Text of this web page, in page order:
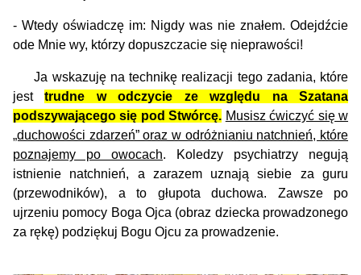
- Wtedy oświadczę im: Nigdy was nie znałem. Odejdźcie
ode Mnie wy, którzy dopuszczacie się nieprawości!
Ja wskazuję na technikę realizacji tego zadania, które
jesttrudne w odczycie ze względu na Szatana
podszywającego się pod Stwórcę. Musisz ćwiczyć się w
„duchowości zdarzeń” oraz w odróżnianiu natchnień, które
poznajemy po owocach. Koledzy psychiatrzy negują
istnienie natchnień, a zarazem uznają siebie za guru
(przewodników), a to głupota duchowa. Zawsze po
ujrzeniu pomocy Boga Ojca (obraz dziecka prowadzonego
za rękę) podziękuj Bogu Ojcu za prowadzenie.